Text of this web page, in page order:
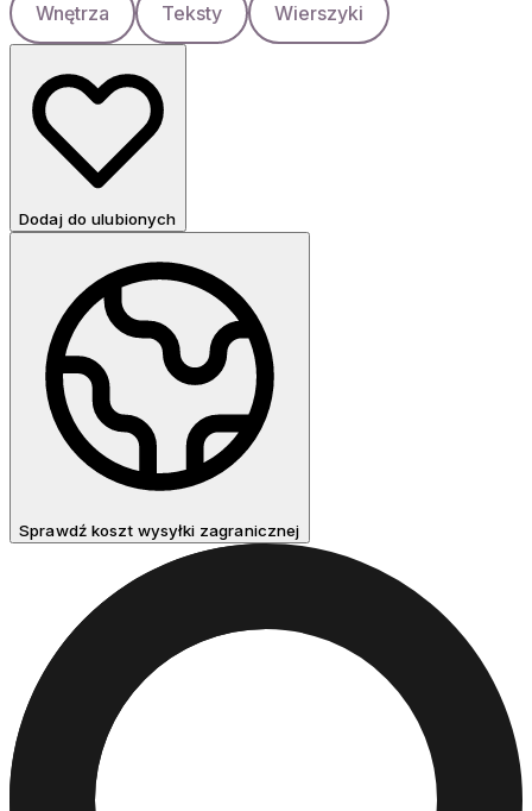
Wnętrza Teksty Wierszyki
Dodaj do ulubionych
Sprawdź koszt wysyłki zagranicznej